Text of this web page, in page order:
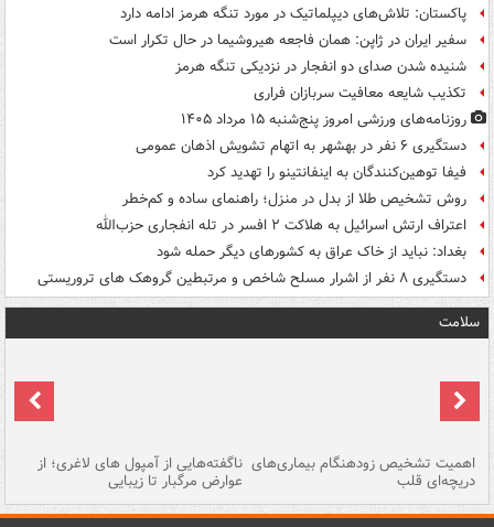
پاکستان: تلاش‌های دیپلماتیک در مورد تنگه هرمز ادامه دارد
سفیر ایران در ژاپن: همان فاجعه هیروشیما در حال تکرار است
شنیده شدن صدای دو انفجار در نزدیکی تنگه هرمز
تکذیب شایعه معافیت سربازان فراری
روزنامه‌های ورزشی امروز پنج‌شنبه ۱۵ مرداد ۱۴۰۵
دستگیری ۶ نفر در بهشهر به اتهام تشویش اذهان عمومی
فیفا توهین‌کنندگان به اینفانتینو را تهدید کرد
روش تشخیص طلا از بدل در منزل؛ راهنمای ساده و کم‌خطر
اعتراف ارتش اسرائیل به هلاکت ۲ افسر در تله انفجاری حزب‌الله
بغداد: نباید از خاک عراق به کشورهای دیگر حمله شود
دستگیری ۸ نفر از اشرار مسلح شاخص و مرتبطین گروهک های تروریستی
سلامت
اهمیت تشخیص زودهنگام بیماری‌های
دریچه‌ای قلب
ناگفته‌هایی از آمپول های لاغری؛ از
عوارض مرگبار تا زیبایی